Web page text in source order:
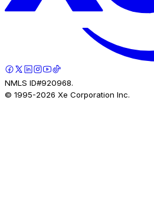
NMLS ID#920968.
© 1995-2026 Xe Corporation Inc.